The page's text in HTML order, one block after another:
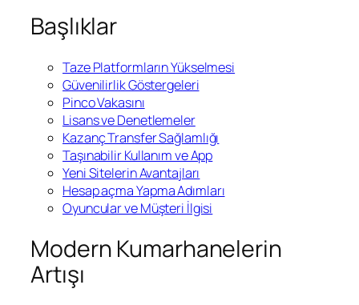
Başlıklar
Taze Platformların Yükselmesi
Güvenilirlik Göstergeleri
Pinco Vakasını
Lisans ve Denetlemeler
Kazanç Transfer Sağlamlığı
Taşınabilir Kullanım ve App
Yeni Sitelerin Avantajları
Hesap açma Yapma Adımları
Oyuncular ve Müşteri İlgisi
Modern Kumarhanelerin
Artışı